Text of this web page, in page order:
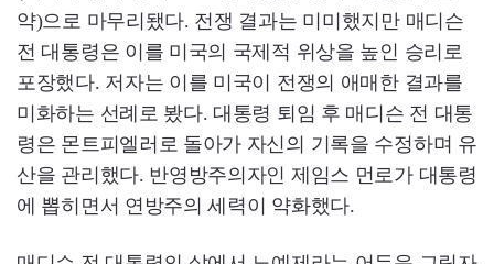
약)으로 마무리됐다. 전쟁 결과는 미미했지만 매디슨
전 대통령은 이를 미국의 국제적 위상을 높인 승리로
포장했다. 저자는 이를 미국이 전쟁의 애매한 결과를
미화하는 선례로 봤다. 대통령 퇴임 후 매디슨 전 대통
령은 몬트피엘러로 돌아가 자신의 기록을 수정하며 유
산을 관리했다. 반영방주의자인 제임스 먼로가 대통령
에 뽑히면서 연방주의 세력이 약화했다.